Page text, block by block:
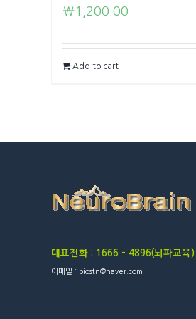
₩1,200.00
Add to cart
대표전화 : 1666 – 4896(뇌파교육)
이메일 : biostn@naver.com